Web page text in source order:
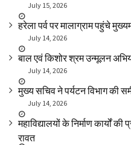
July 15, 2026
हरेला पर्व पर मालाग्राम पहुंचे
July 14, 2026
बाल एवं किशोर श्रम उन्मूलन
July 14, 2026
मुख्य सचिव ने पर्यटन विभाग की
July 14, 2026
महाविद्यालयों के निर्माण कार्यों
रावत